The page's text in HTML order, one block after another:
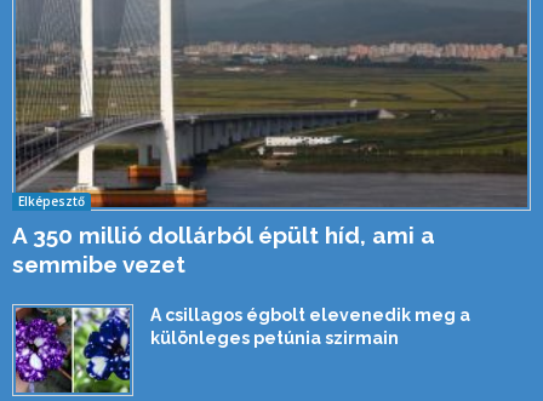
Elképesztő
A 350 millió dollárból épült híd, ami a
semmibe vezet
A csillagos égbolt elevenedik meg a
különleges petúnia szirmain